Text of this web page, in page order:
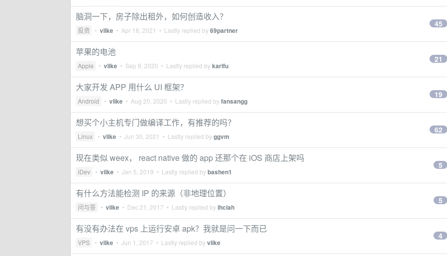
脑洞一下，房子除出租外，如何创造收入？
投资 • vlike • Apr 18, 2021 • Lastly replied by69partner
45
苹果的电池
Apple • vlike • Sep 9, 2020 • Lastly replied bykarlfu
21
大家开发 APP 用什么 UI 框架？
Android • vlike • Aug 20, 2020 • Lastly replied byfansangg
19
想买个小主机专门做编译工作，有推荐的吗？
Linux • vlike • Jun 30, 2021 • Lastly replied byggvm
62
现在类似 weex， react native 做的 app 还那个在 iOS 商店上架吗
iDev • vlike • Jan 5, 2019 • Lastly replied bybashen1
5
有什么方法能检测 IP 的来源（非地理位置）
问与答 • vlike • Dec 21, 2017 • Lastly replied byihciah
5
有没有办法在 vps 上运行安卓 apk？我就是问一下而已
VPS • vlike • Jun 1, 2017 • Lastly replied byvlike
4